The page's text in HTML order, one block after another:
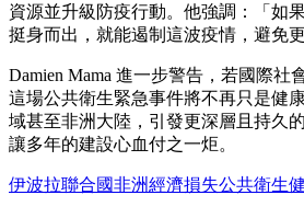
資源並升級防疫行動。他強調：「如
挺身而出，就能遏制這波疫情，避免
Damien Mama 進一步警告，若國際社
這場公共衛生緊急事件將不再只是健
域甚至非洲大陸，引發更深層且持久
讓多年的建設心血付之一炬。
伊波拉聯合國非洲經濟損失公共衛生